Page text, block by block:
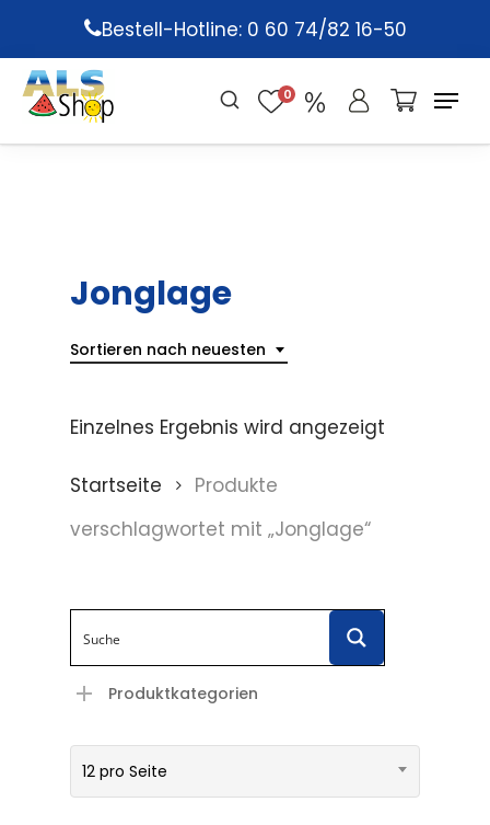
main
content
Bestell-Hotline: 0 60 74/82 16-50
0
Jonglage
Sortieren nach neuesten
Einzelnes Ergebnis wird angezeigt
Startseite
Produkte
verschlagwortet mit „Jonglage“
Produktkategorien
12 pro Seite